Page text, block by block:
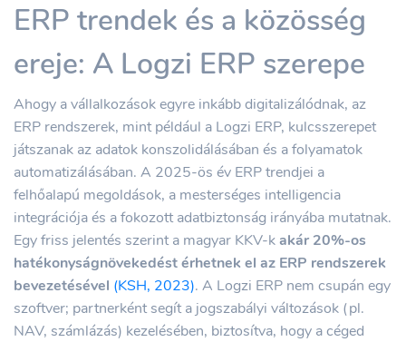
ERP trendek és a közösség
ereje: A Logzi ERP szerepe
Ahogy a vállalkozások egyre inkább digitalizálódnak, az
ERP rendszerek, mint például a Logzi ERP, kulcsszerepet
játszanak az adatok konszolidálásában és a folyamatok
automatizálásában. A 2025-ös év ERP trendjei a
felhőalapú megoldások, a mesterséges intelligencia
integrációja és a fokozott adatbiztonság irányába mutatnak.
Egy friss jelentés szerint a magyar KKV-kakár 20%-os
hatékonyságnövekedést érhetnek el az ERP rendszerek
bevezetésével (KSH, 2023). A Logzi ERP nem csupán egy
szoftver; partnerként segít a jogszabályi változások (pl.
NAV, számlázás) kezelésében, biztosítva, hogy a céged